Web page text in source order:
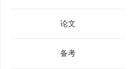
论文
备考